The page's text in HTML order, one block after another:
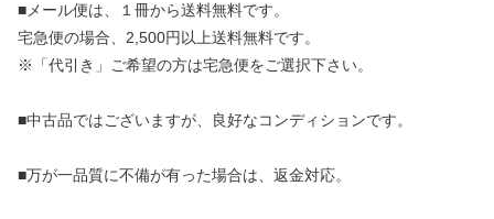
■メール便は、１冊から送料無料です。
宅急便の場合、2,500円以上送料無料です。
※「代引き」ご希望の方は宅急便をご選択下さい。
■中古品ではございますが、良好なコンディションです。
■万が一品質に不備が有った場合は、返金対応。